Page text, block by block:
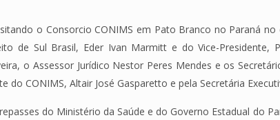
o Consorcio CONIMS em Pato Branco no Paraná no
de Sul Brasil, Eder Ivan Marmitt e do Vice-Presidente,
o Assessor Jurídico Nestor Peres Mendes e os
do CONIMS, Altair José Gasparetto e pela Secretária
do Ministério da Saúde e do Governo Estadual do